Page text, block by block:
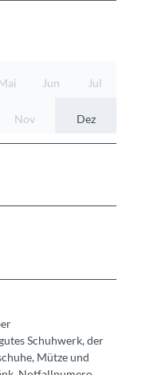
Jun Jul
Nov Dez
Schuhwerk, der
Mütze und